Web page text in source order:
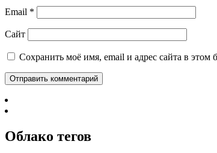
Email *
Сайт
Сохранить моё имя, email и адрес сайта в
Облако тегов